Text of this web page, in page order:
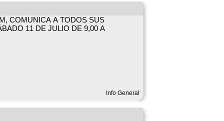
jóvenes.
ir mejorando, poco a poco, todas las
COMUNICA A TODOS SUS
11 DE JULIO DE 9,00 A
Info General